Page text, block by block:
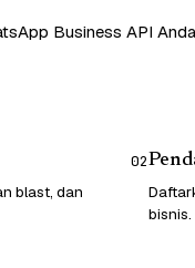
Business API
blast, dan
02
bisnis.